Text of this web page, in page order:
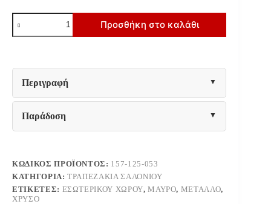
ΜΕΤΑΛΛΙΚΟ
ΤΡΑΠΕΖΑΚΙ
ΣΑΛΟΝΙΟΥ
Fylliana
FL0181
ΧΡΥΣΟ
-
ΜΑΥΡΟ
58x50x62εκ
ποσότητα
Προσθήκη στο καλάθι
Περιγραφή
Παράδοση
ΚΩΔΙΚΌΣ ΠΡΟΪΌΝΤΟΣ: 157-125-053
ΚΑΤΗΓΟΡΊΑ:ΤΡΑΠΕΖΆΚΙΑ ΣΑΛΟΝΙΟΎ
ΕΤΙΚΈΤΕΣ: ΕΣΩΤΕΡΙΚΟΎ ΧΏΡΟΥ,ΜΑΎΡΟ, ΜΈΤΑΛΛΟ,
ΧΡΥΣΌ